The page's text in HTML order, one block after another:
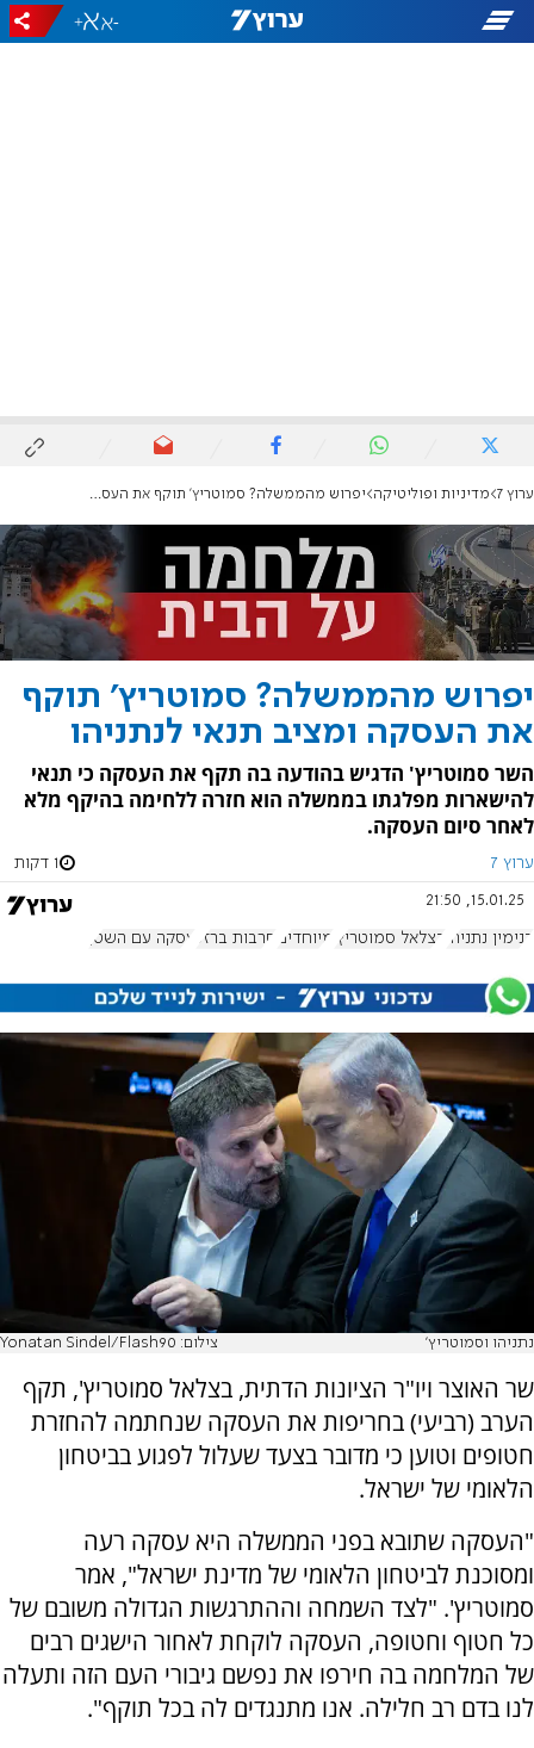
-
+
ערוץ 7 מדיניות ופוליטיקה יפרוש מהממשלה? סמוטריץ' תוקף את העסקה ומציב תנאי לנתניהו
יפרוש מהממשלה? סמוטריץ' תוקף
את העסקה ומציב תנאי לנתניהו
השר סמוטריץ' הדגיש בהודעה בה תקף את העסקה כי תנאי
להישארות מפלגתו בממשלה הוא חזרה ללחימה בהיקף מלא
לאחר סיום העסקה.
ערוץ 7 1 דקות
15.01.25, 21:50
בנימין נתניהו בצלאל סמוטריץ' מיוחדים חרבות ברזל עסקה עם השטן
נתניהו וסמוטריץ' צילום: Yonatan Sindel/Flash90
שר האוצר ויו"ר הציונות הדתית, בצלאל סמוטריץ', תקף
הערב (רביעי) בחריפות את העסקה שנחתמה להחזרת
חטופים וטוען כי מדובר בצעד שעלול לפגוע בביטחון
הלאומי של ישראל.
"העסקה שתובא בפני הממשלה היא עסקה רעה
ומסוכנת לביטחון הלאומי של מדינת ישראל", אמר
סמוטריץ'. "לצד השמחה וההתרגשות הגדולה משובם של
כל חטוף וחטופה, העסקה לוקחת לאחור הישגים רבים
של המלחמה בה חירפו את נפשם גיבורי העם הזה ותעלה
לנו בדם רב חלילה. אנו מתנגדים לה בכל תוקף".